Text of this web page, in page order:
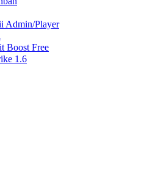
Admin/Player
Boost Free
1.6